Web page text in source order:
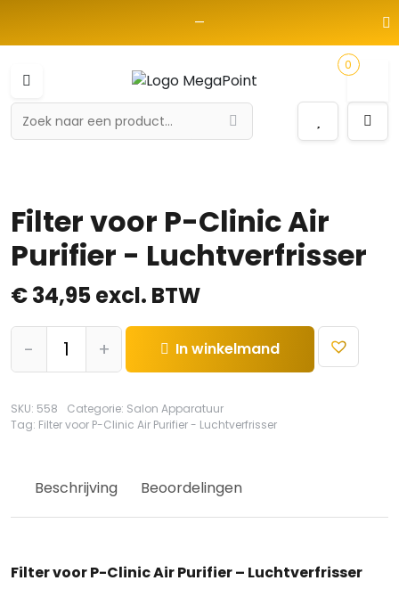
—
0
Filter voor P-Clinic Air
Purifier - Luchtverfrisser
€34,95excl. BTW
-
P-
Clinic
Air
Luchtverfrisser
+ In winkelmand
SKU: 558 Categorie: Salon Apparatuur
Tag: Filter voor P-Clinic Air Purifier - Luchtverfrisser
Beschrijving Beoordelingen
Filter voor P-Clinic Air Purifier – Luchtverfrisser